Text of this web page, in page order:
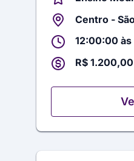
Centro -
12:00:00
R$